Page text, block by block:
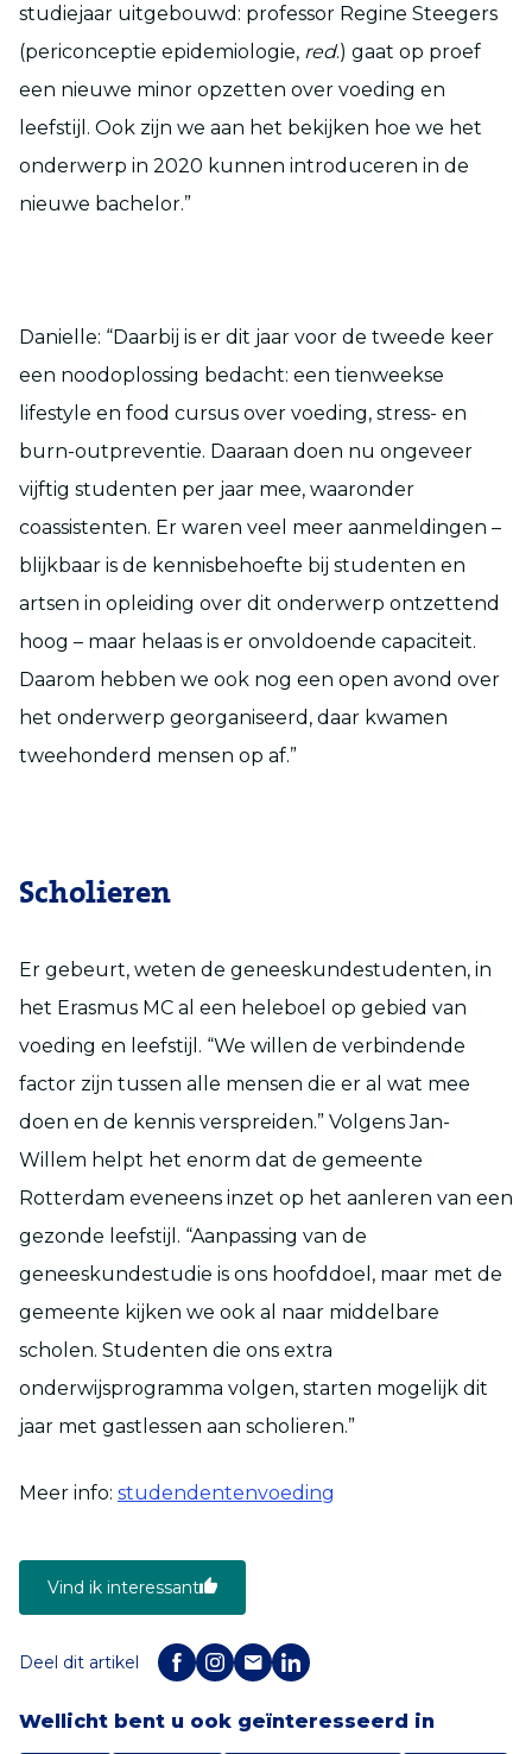
studiejaar uitgebouwd: professor Regine Steegers
(periconceptie epidemiologie, red.) gaat op proef
een nieuwe minor opzetten over voeding en
leefstijl. Ook zijn we aan het bekijken hoe we het
onderwerp in 2020 kunnen introduceren in de
nieuwe bachelor.”
Danielle: “Daarbij is er dit jaar voor de tweede keer
een noodoplossing bedacht: een tienweekse
lifestyle en food cursus over voeding, stress- en
burn-outpreventie. Daaraan doen nu ongeveer
vijftig studenten per jaar mee, waaronder
coassistenten. Er waren veel meer aanmeldingen –
blijkbaar is de kennisbehoefte bij studenten en
artsen in opleiding over dit onderwerp ontzettend
hoog – maar helaas is er onvoldoende capaciteit.
Daarom hebben we ook nog een open avond over
het onderwerp georganiseerd, daar kwamen
tweehonderd mensen op af.”
Scholieren
Er gebeurt, weten de geneeskundestudenten, in
het Erasmus MC al een heleboel op gebied van
voeding en leefstijl. “We willen de verbindende
factor zijn tussen alle mensen die er al wat mee
doen en de kennis verspreiden.” Volgens Jan-
Willem helpt het enorm dat de gemeente
Rotterdam eveneens inzet op het aanleren van een
gezonde leefstijl. “Aanpassing van de
geneeskundestudie is ons hoofddoel, maar met de
gemeente kijken we ook al naar middelbare
scholen. Studenten die ons extra
onderwijsprogramma volgen, starten mogelijk dit
jaar met gastlessen aan scholieren.”
Meer info: studendentenvoeding
Vind ik interessant
Deel dit artikel
Wellicht bent u ook geïnteresseerd in